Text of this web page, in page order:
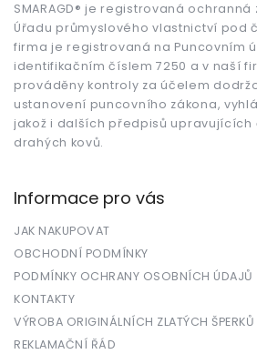
SMARAGD® je registrovaná
Úřadu průmyslového vlastnictví pod
firma je registrovaná na Puncovním
identifikačním číslem 7250 a v naší
prováděny kontroly za účelem
ustanovení puncovního zákona,
jakož i dalších předpisů upravujících
drahých kovů.
Informace pro vás
JAK NAKUPOVAT
OBCHODNÍ PODMÍNKY
PODMÍNKY OCHRANY OSOBNÍCH ÚDAJŮ
KONTAKTY
VÝROBA ORIGINÁLNÍCH ZLATÝCH ŠPERKŮ
REKLAMAČNÍ ŘÁD